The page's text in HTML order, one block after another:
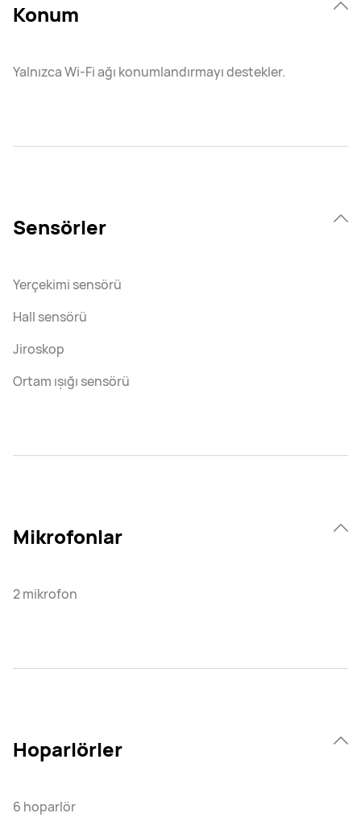
Konum
Yalnızca Wi-Fi ağı konumlandırmayı destekler.
Sensörler
Yerçekimi sensörü
Hall sensörü
Jiroskop
Ortam ışığı sensörü
Mikrofonlar
2 mikrofon
Hoparlörler
6 hoparlör